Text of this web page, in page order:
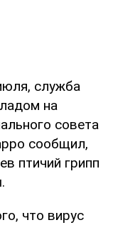
служба
на
совета
сообщил,
птичий грипп
что вирус